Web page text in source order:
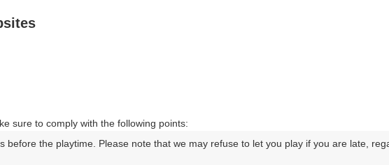
9時台（1枠）
sure to comply with the following points:
before the playtime. Please note that we may refuse to let you play if you are late,